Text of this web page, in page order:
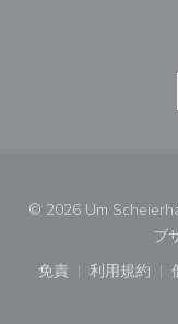
© 2026 Um
ブ
免責
((新しいウィン
利用規約
((新し